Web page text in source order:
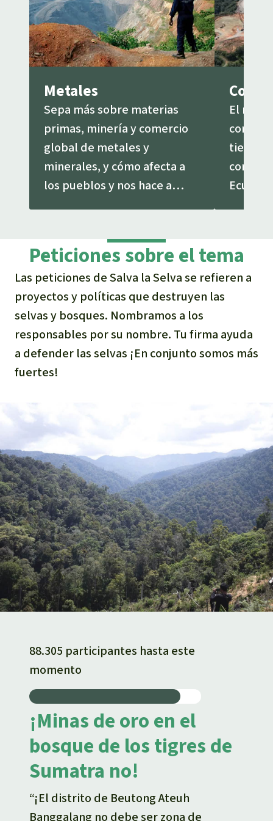
centrales superaron las 1.000 toneladas por
tercer año consecutivo.
Y la tercera mina de cobre.
https://yestolifenotomining.org/es/
Metales
Sepa más sobre materias
primas, minería y comercio
global de metales y
minerales, y cómo afecta a
los pueblos y nos hace a
Cobre
El
tierra
Peticiones sobre el tema
Las peticiones de Salva la Selva se refieren a
proyectos y políticas que destruyen las
selvas y bosques. Nombramos a los
responsables por su nombre. Tu firma ayuda
a defender las selvas ¡En conjunto somos más
fuertes!
88.305 participantes hasta este
momento
¡Minas de oro en el
bosque de los tigres de
Sumatra no!
“¡El distrito de Beutong Ateuh
Banggalang no debe ser zona de